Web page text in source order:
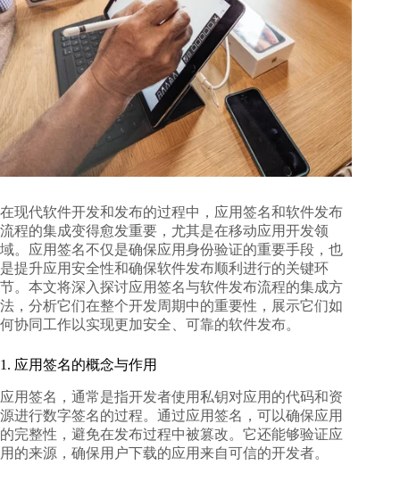
在现代软件开发和发布的过程中，应用签名和软件发布
流程的集成变得愈发重要，尤其是在移动应用开发领
域。应用签名不仅是确保应用身份验证的重要手段，也
是提升应用安全性和确保软件发布顺利进行的关键环
节。本文将深入探讨应用签名与软件发布流程的集成方
法，分析它们在整个开发周期中的重要性，展示它们如
何协同工作以实现更加安全、可靠的软件发布。
1. 应用签名的概念与作用
应用签名，通常是指开发者使用私钥对应用的代码和资
源进行数字签名的过程。通过应用签名，可以确保应用
的完整性，避免在发布过程中被篡改。它还能够验证应
用的来源，确保用户下载的应用来自可信的开发者。